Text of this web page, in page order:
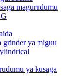
magurudumu
grinder ya miguu
ya kusaga